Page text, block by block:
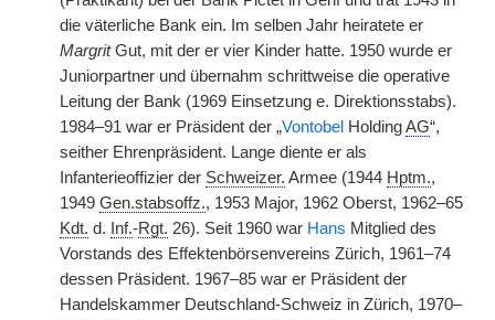
die väterliche Bank ein. Im selben Jahr heiratete er
MargritGut, mit der er vier Kinder hatte. 1950 wurde er
Juniorpartner und übernahm schrittweise die operative
Leitung der Bank (1969 Einsetzung e. Direktionsstabs).
1984–91 war er Präsident der „Vontobel HoldingAG“,
seither Ehrenpräsident. Lange diente er als
Infanterieoffizier der Schweizer. Armee (1944 Hptm.,
1949 Gen.stabsoffz., 1953 Major, 1962 Oberst, 1962–65
Kdt. d. Inf.-Rgt. 26). Seit 1960 war Hans Mitglied des
Vorstands des Effektenbörsenvereins Zürich, 1961–74
dessen Präsident. 1967–85 war er Präsident der
Handelskammer Deutschland-Schweiz in Zürich, 1970–